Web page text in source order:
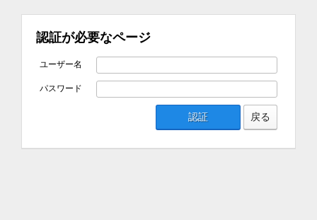
認証が必要なページ
ユーザー名
パスワード
認証 戻る